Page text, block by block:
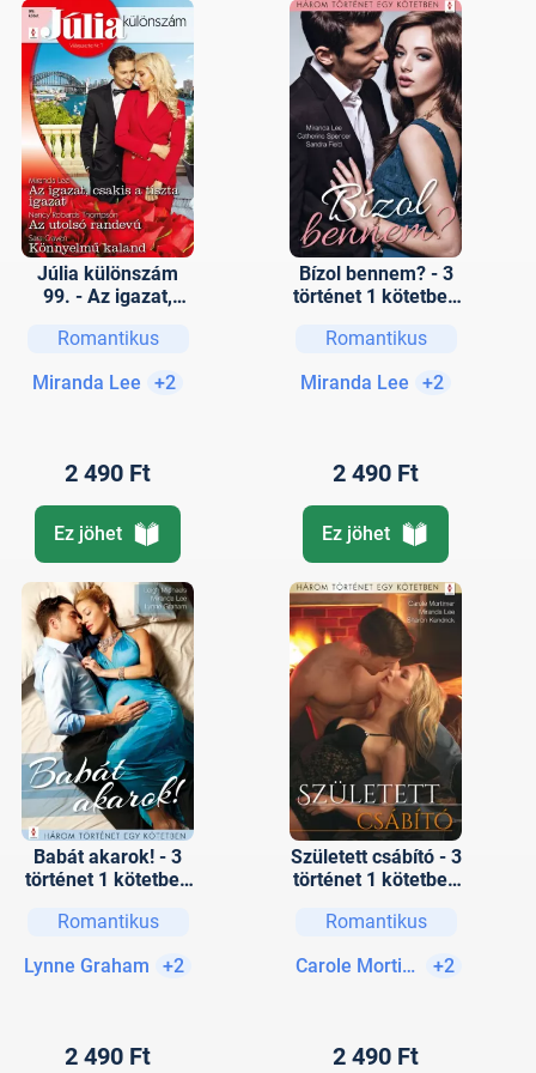
Júlia különszám
99. - Az igazat,
igazat; Az utolsó
Könnyelmű kaland
Romantikus
Miranda Lee
+2
2 490 Ft
Ez jöhet
Bízol bennem? - 3
történet 1 kötetben
bizalom;
Randevú a világ
Romantikus
Miranda Lee
+2
2 490 Ft
Ez jöhet
Babát akarok! - 3
történet 1 kötetben
beavatkozás; Ehhez
Beteljesülés
Romantikus
Lynne Graham
+2
2 490 Ft
Született csábító - 3
történet 1 kötetben
festő; Hideg fej,
védőm
Romantikus
Carole Mortimer+2
2 490 Ft